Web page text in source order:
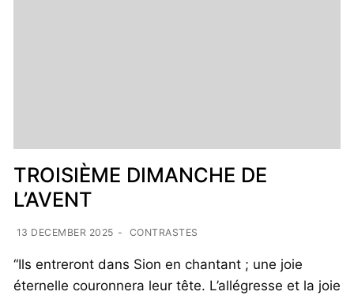
TROISIÈME DIMANCHE DE
L’AVENT
13 DECEMBER 2025 - CONTRASTES
“Ils entreront dans Sion en chantant ; une joie
éternelle couronnera leur tête. L’allégresse et la joie